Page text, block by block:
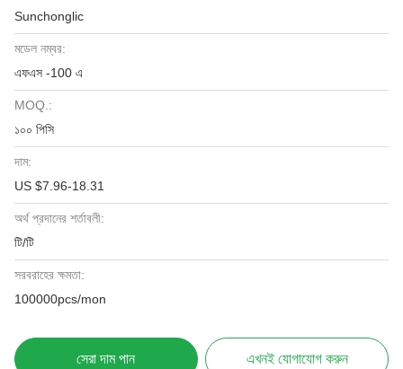
Sunchonglic
মডেল নম্বর:
এফএস -100 এ
MOQ.:
১০০ পিসি
দাম:
US $7.96-18.31
অর্থ প্রদানের শর্তাবলী:
টি/টি
সরবরাহের ক্ষমতা:
100000pcs/mon
সেরা দাম পান এখনই যোগাযোগ করুন